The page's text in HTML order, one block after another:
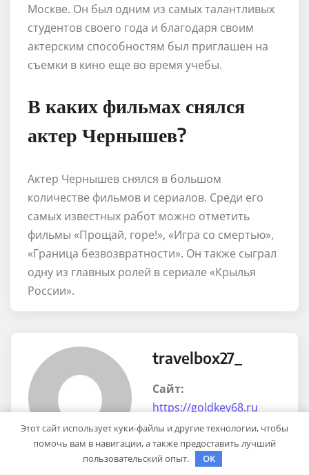
Москве. Он был одним из самых талантливых
студентов своего года и благодаря своим
актерским способностям был приглашен на
съемки в кино еще во время учебы.
В каких фильмах снялся
актер Чернышев?
Актер Чернышев снялся в большом
количестве фильмов и сериалов. Среди его
самых известных работ можно отметить
фильмы «Прощай, горе!», «Игра со смертью»,
«Граница безвозвратности». Он также сыграл
одну из главных ролей в сериале «Крылья
России».
travelbox27_
Сайт:
https://goldkey68.ru
Этот сайт использует куки-файлы и другие технологии, чтобы
помочь вам в навигации, а также предоставить лучший
пользовательский опыт.
OK